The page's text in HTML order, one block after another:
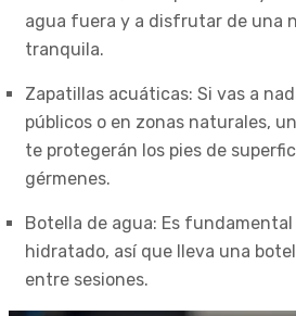
agua fuera y a disfrutar de una
tranquila.
Zapatillas acuáticas: Si vas a
públicos o en zonas naturales,
te protegerán los pies de
gérmenes.
Botella de agua: Es
hidratado, así que lleva una
entre sesiones.